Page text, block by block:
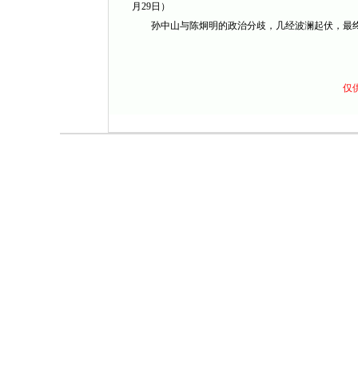
月29日）
孙中山与陈炯明的政治分歧，几经波澜起伏，最
仅